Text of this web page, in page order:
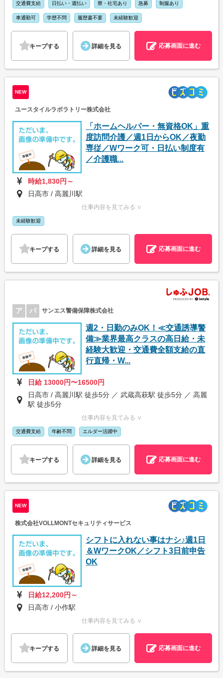
交通費支給 日払い・週払い 寮・社宅あり 急募 制服あり
車通勤可 学歴不問 履歴書不要 未経験歓迎
キープする 詳細を見る 応募画面に進む
NEW
ユースタイルラボラトリー株式会社
「ホームヘルパー・無資格OK」重
度訪問介護／週1日からOK／夜勤
専従／Wワーク可・日払い制度有
／介護職...
時給1,830円～
日高市 / 高麗川駅
仕事内容を見てみる ∨
未経験歓迎
キープする 詳細を見る 応募画面に進む
ア パ サンエス警備保障株式会社
週2・日勤のみOK！≪交通誘導警
備≫業界最高クラスの高日給・未
経験大歓迎・交通費全額支給の直
行直帰・W...
日給 13000円〜16500円
日高市 / 高麗川駅 徒歩5分 ／ 武蔵高萩駅 徒歩5分 ／ 高麗
駅 徒歩5分
仕事内容を見てみる ∨
交通費支給 年齢不問 エルダー活躍中
キープする 詳細を見る 応募画面に進む
NEW
株式会社VOLLMONTセキュリティサービス
シフトに入れない事はナシ♪週1日
＆WワークOK／シフト3日前申告
OK
日給12,200円～
日高市 / 小作駅
仕事内容を見てみる ∨
キープする 詳細を見る 応募画面に進む